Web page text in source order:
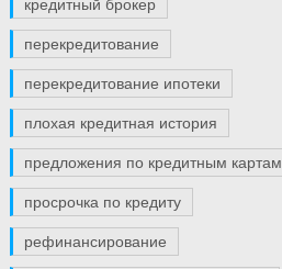
кредитный брокер
перекредитование
перекредитование ипотеки
плохая кредитная история
предложения по кредитным картам
просрочка по кредиту
рефинансирование